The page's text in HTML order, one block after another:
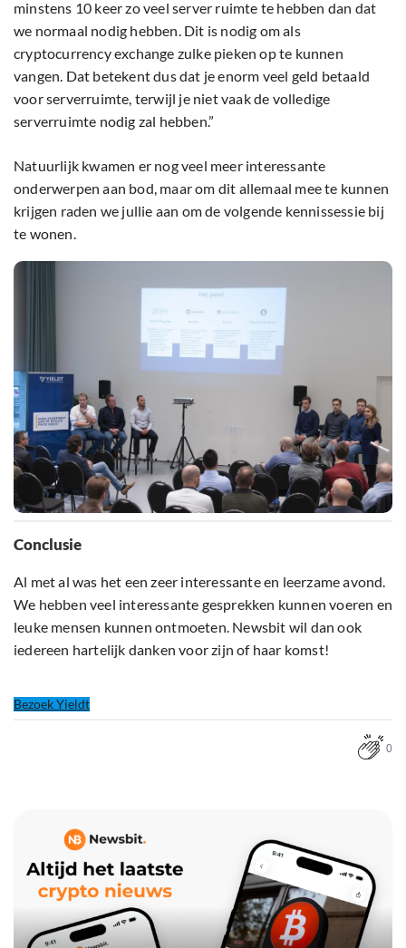
minstens 10 keer zo veel server ruimte te hebben dan dat
we normaal nodig hebben. Dit is nodig om als
cryptocurrency exchange zulke pieken op te kunnen
vangen. Dat betekent dus dat je enorm veel geld betaald
voor serverruimte, terwijl je niet vaak de volledige
serverruimte nodig zal hebben.”
Natuurlijk kwamen er nog veel meer interessante
onderwerpen aan bod, maar om dit allemaal mee te kunnen
krijgen raden we jullie aan om de volgende kennissessie bij
te wonen.
Conclusie
Al met al was het een zeer interessante en leerzame avond.
We hebben veel interessante gesprekken kunnen voeren en
leuke mensen kunnen ontmoeten. Newsbit wil dan ook
iedereen hartelijk danken voor zijn of haar komst!
Bezoek Yieldt
0